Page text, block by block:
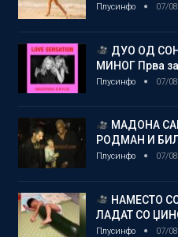
Плусинфо 07/
ДУО ОД
МИНОГ Прва
Плусинфо 07/
МАДОНА
РОДМАН И
Плусинфо 07/
НАМЕСТО
ЛАДАТ СО
Плусинфо 07/